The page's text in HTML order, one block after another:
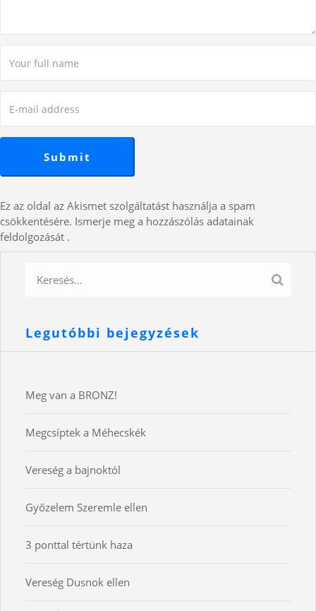
Ez az oldal az Akismet szolgáltatást használja a spam
csökkentésére. Ismerje meg a hozzászólás adatainak
feldolgozását .
Legutóbbi bejegyzések
Meg van a BRONZ!
Megcsíptek a Méhecskék
Vereség a bajnoktól
Győzelem Szeremle ellen
3 ponttal tértünk haza
Vereség Dusnok ellen